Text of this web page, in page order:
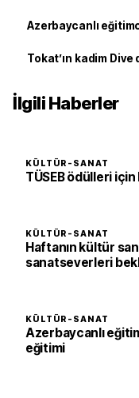
Azerbaycanlı
Tokat’ın kadim Dive
İlgili Haberler
KÜLTÜR-SANAT
TÜSEB ödülleri
KÜLTÜR-SANAT
Haftanın kültür
sanatseverleri
KÜLTÜR-SANAT
Azerbaycanlı
eğitimi